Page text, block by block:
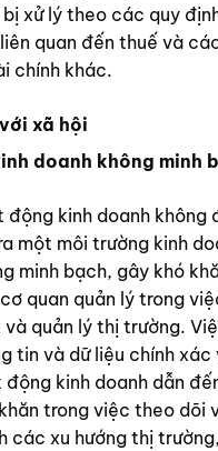
xử lý theo các quy
quan đến thuế và
chính khác.
xã hội
doanh không minh
động kinh doanh không
một môi trường kinh
minh bạch, gây khó
quan quản lý trong
và quản lý thị trường.
tin và dữ liệu chính xác
động kinh doanh dẫn
trong việc theo dõi
các xu hướng thị